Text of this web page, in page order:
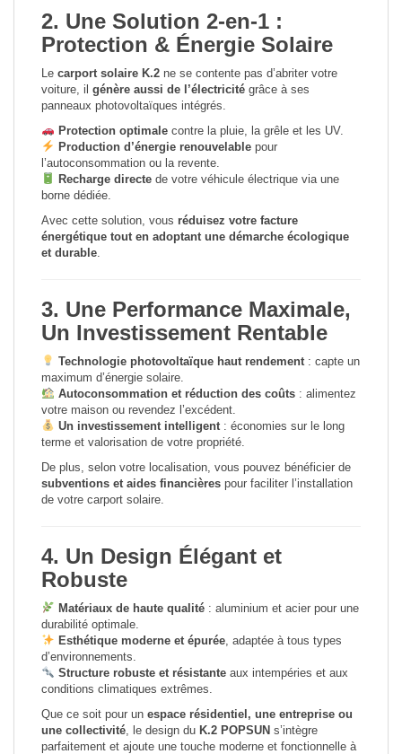
2. Une Solution 2-en-1 :
Protection & Énergie Solaire
Le carport solaire K.2 ne se contente pas d’abriter votre
voiture, il génère aussi de l’électricité grâce à ses
panneaux photovoltaïques intégrés.
Protection optimalecontre la pluie, la grêle et les UV.
Production d’énergie renouvelablepour
l’autoconsommation ou la revente.
Recharge directede votre véhicule électrique via une
borne dédiée.
Avec cette solution, vous réduisez votre facture
énergétique tout en adoptant une démarche écologique
et durable
3. Une Performance Maximale,
Un Investissement Rentable
Technologie photovoltaïque haut rendement: capte un
maximum d’énergie solaire.
Autoconsommation et réduction des coûts: alimentez
votre maison ou revendez l’excédent.
Un investissement intelligent: économies sur le long
terme et valorisation de votre propriété.
De plus, selon votre localisation, vous pouvez bénéficier de
subventions et aides financières pour faciliter l’installation
de votre carport solaire.
4. Un Design Élégant et
Robuste
Matériaux de haute qualité: aluminium et acier pour une
durabilité optimale.
Esthétique moderne et épurée, adaptée à tous types
d’environnements.
Structure robuste et résistanteaux intempéries et aux
conditions climatiques extrêmes.
Que ce soit pour un espace résidentiel, une entreprise ou
une collectivité , le design du K.2 POPSUN s’intègre
parfaitement et ajoute une touche moderne et fonctionnelle à